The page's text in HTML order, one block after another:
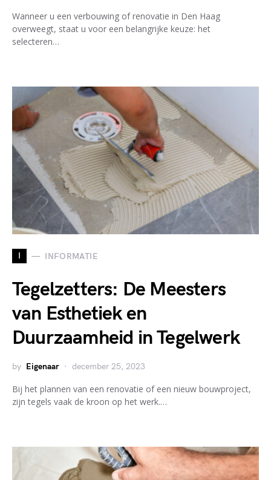
Wanneer u een verbouwing of renovatie in Den Haag
overweegt, staat u voor een belangrijke keuze: het
selecteren…
I INFORMATIE
Tegelzetters: De Meesters
van Esthetiek en
Duurzaamheid in Tegelwerk
by Eigenaar december 25, 2023
Bij het plannen van een renovatie of een nieuw bouwproject,
zijn tegels vaak de kroon op het werk.…